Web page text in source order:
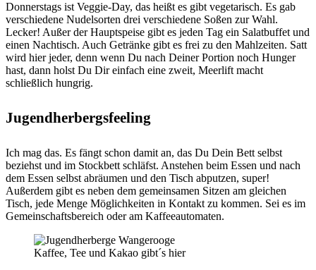
Donnerstags ist Veggie-Day, das heißt es gibt vegetarisch. Es gab
verschiedene Nudelsorten drei verschiedene Soßen zur Wahl.
Lecker! Außer der Hauptspeise gibt es jeden Tag ein Salatbuffet und
einen Nachtisch. Auch Getränke gibt es frei zu den Mahlzeiten. Satt
wird hier jeder, denn wenn Du nach Deiner Portion noch Hunger
hast, dann holst Du Dir einfach eine zweit, Meerlift macht
schließlich hungrig.
Jugendherbergsfeeling
Ich mag das. Es fängt schon damit an, das Du Dein Bett selbst
beziehst und im Stockbett schläfst. Anstehen beim Essen und nach
dem Essen selbst abräumen und den Tisch abputzen, super!
Außerdem gibt es neben dem gemeinsamen Sitzen am gleichen
Tisch, jede Menge Möglichkeiten in Kontakt zu kommen. Sei es im
Gemeinschaftsbereich oder am Kaffeeautomaten.
Kaffee, Tee und Kakao gibt´s hier